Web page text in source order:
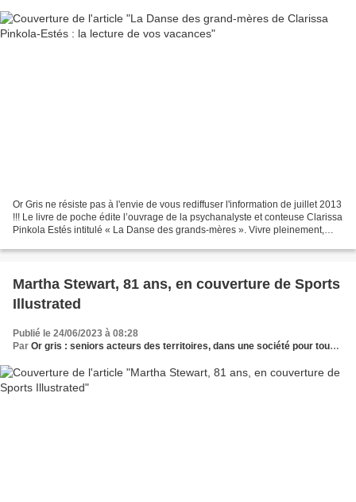
Or Gris ne résiste pas à l'envie de vous rediffuser l'information de juillet 2013
!!! Le livre de poche édite l’ouvrage de la psychanalyste et conteuse Clarissa
Pinkola Estés intitulé « La Danse des grands-mères ». Vivre pleinement,
Martha Stewart, 81 ans, en couverture de Sports
Illustrated
Publié le 24/06/2023 à 08:28
Par Or gris : seniors acteurs des territoires, dans une société pour tous les âges